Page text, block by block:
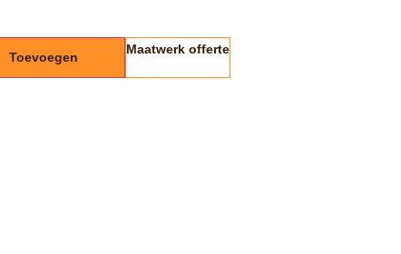
Toevoegen
Maatwerk offerte